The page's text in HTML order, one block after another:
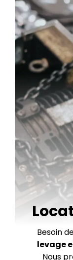
Besoin
levage
Nous